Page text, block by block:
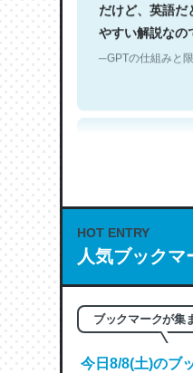
やすい解説なの
─GPTの仕組みと
これは良記事。
の伏線」は回
やすく強くなり
HOT ENTRY
人気ブックマ
ブックマークが集
今日8/8(土)のブ